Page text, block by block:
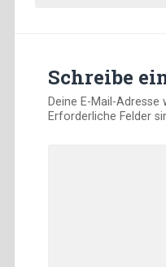
Schreibe
Deine E-Mail-
Erforderliche Felder